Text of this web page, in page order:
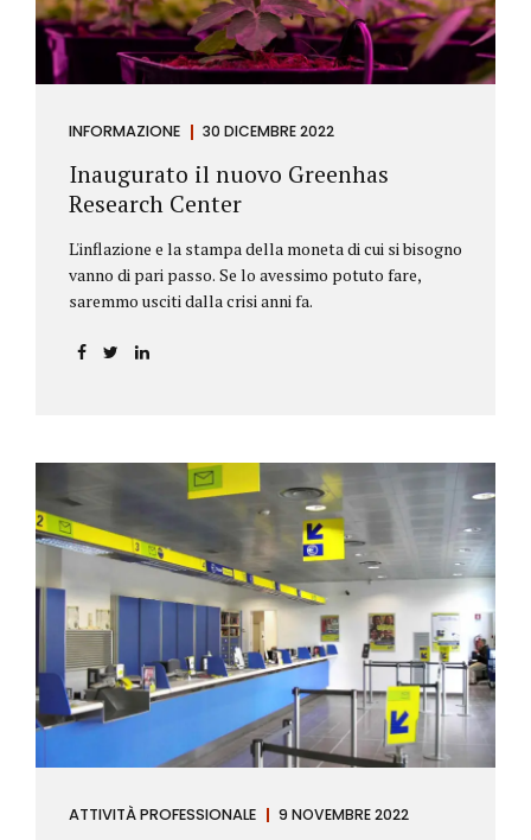
INFORMAZIONE 30 DICEMBRE 2022
Inaugurato il nuovo Greenhas
Research Center
L'inflazione e la stampa della moneta di cui si bisogno
vanno di pari passo. Se lo avessimo potuto fare,
saremmo usciti dalla crisi anni fa.
ATTIVITÀ PROFESSIONALE 9 NOVEMBRE 2022